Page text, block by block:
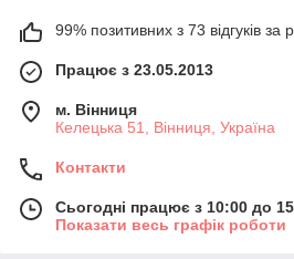
99% позитивних з 73 відгуків за
Працює з 23.05.2013
м. Вінниця
Келецька 51, Вінниця, Україна
Контакти
Сьогодні працює з 10:00 до
Показати весь графік роботи